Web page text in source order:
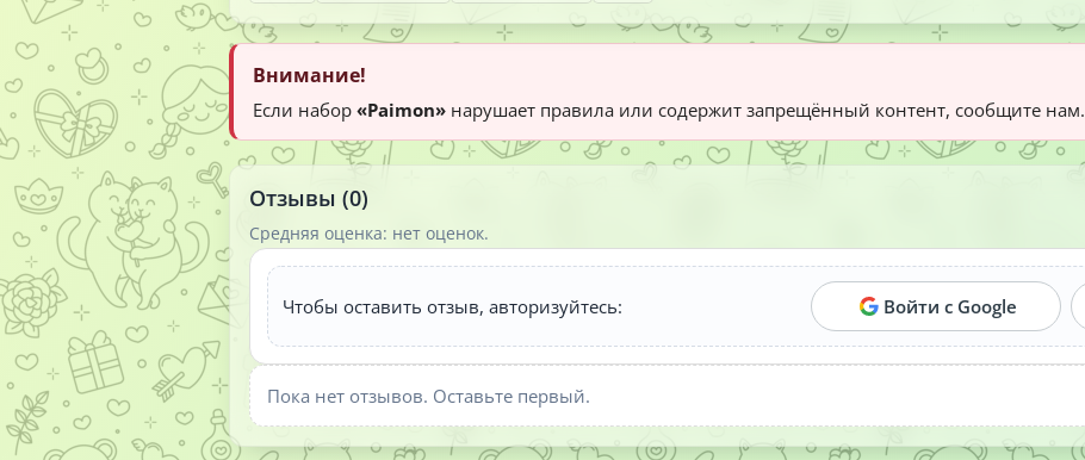
Внимание!
Если набор «Paimon» нарушает правила или содержит запрещённый контент, сообщите нам.
Отзывы (0)
Средняя оценка: нет оценок.
Чтобы оставить отзыв, авторизуйтесь: Войти с Google
Пока нет отзывов. Оставьте первый.